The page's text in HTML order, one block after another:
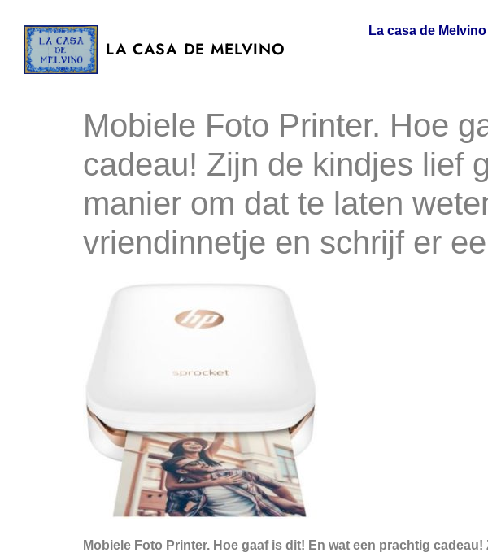
LA CASA DE MELVINO
La casa de Melvino
Mobiele Foto Printer. Hoe
cadeau! Zijn de kindjes lief
manier om dat te laten
vriendinnetje en schrijf er
Mobiele Foto Printer. Hoe gaaf is dit! En wat een prachtig